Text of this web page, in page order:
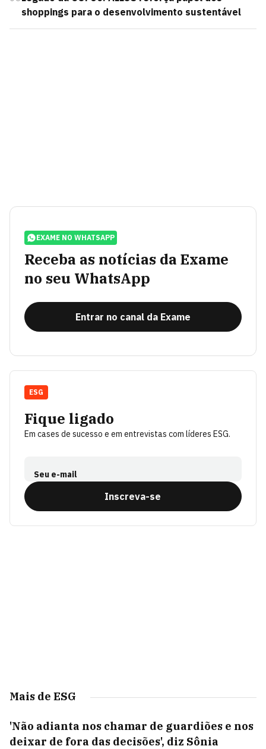
shoppings para o desenvolvimento sustentável
EXAME NO WHATSAPP
Receba as notícias da Exame
no seu WhatsApp
Entrar no canal da Exame
Fique ligado
Em cases de sucesso e em entrevistas com líderes ESG.
Seu e-mail
Inscreva-se
ESG
Mais de ESG
'Não adianta nos chamar de guardiões e nos
deixar de fora das decisões', diz Sônia